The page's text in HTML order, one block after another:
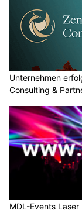
Unternehmen
Consulting &
MDL-Events